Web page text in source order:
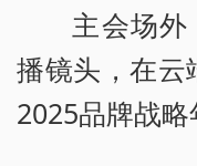
主会场
播镜头，在云
2025品牌战略